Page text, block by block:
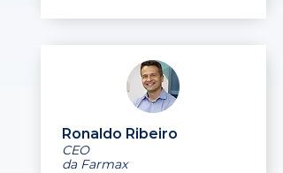
Ronaldo Ribeiro
CEO
da Farmax